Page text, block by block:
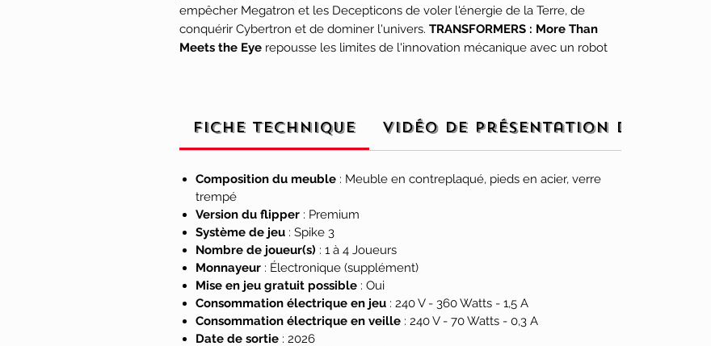
empêcher Megatron et les Decepticons de voler l'énergie de la Terre, de
conquérir Cybertron et de dominer l'univers. TRANSFORMERS : More Than
Meets the Eye repousse les limites de l'innovation mécanique avec un robot
tandis qu'une figurine d'Optimus Prime sculptée sur mesure est prête au
combat, ajoutant profondeur et spectacle à cet univers sous verre qui est…
Les joueurs vivront l'ultime bataille entre Autobots et Decepticons, pourront
stocker des cubes d'Energon pour se renforcer, faire équipe avec les Dinobots,
collectionner des cartes de spécifications techniques Transformers et se
préparer à un affrontement final contre Megatron. Ils se lanceront dans des
missions inspirées des principaux arcs narratifs de la série télévisée
d'animationTRANSFORMERSde 1984 , et la console intègre des extraits vidéo
authentiques et des missions scénarisées qui font revivre l'héritage de la
franchise.
Fiche technique Vidéo de présentation du flipper
Composition du meuble : Meuble en contreplaqué, pieds en acier, verre
trempé
Version du flipper : Premium
Système de jeu : Spike 3
Nombre de joueur(s) : 1 à 4 Joueurs
Monnayeur : Électronique (supplément)
Mise en jeu gratuit possible : Oui
Consommation électrique en jeu : 240 V - 360 Watts - 1,5 A
Consommation électrique en veille : 240 V - 70 Watts - 0,3 A
Date de sortie : 2026